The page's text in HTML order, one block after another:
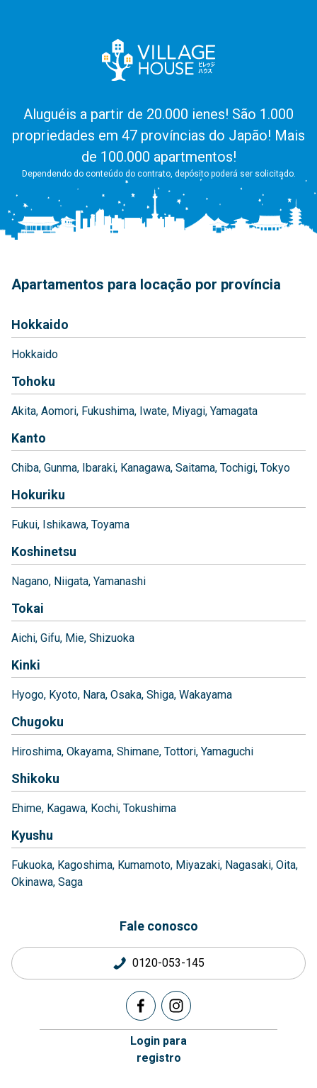
Aluguéis a partir de 20.000 ienes! São 1.000
propriedades em 47 províncias do Japão! Mais
de 100.000 apartmentos!
Dependendo do conteúdo do contrato, depósito poderá ser solicitado.
Apartamentos para locação por província
Hokkaido
Hokkaido
Tohoku
Akita Aomori Fukushima Iwate Miyagi Yamagata
Kanto
Chiba Gunma Ibaraki Kanagawa Saitama Tochigi Tokyo
Hokuriku
Fukui Ishikawa Toyama
Koshinetsu
Nagano Niigata Yamanashi
Tokai
Aichi Gifu Mie Shizuoka
Kinki
Hyogo Kyoto Nara Osaka Shiga Wakayama
Chugoku
Hiroshima Okayama Shimane Tottori Yamaguchi
Shikoku
Ehime Kagawa Kochi Tokushima
Kyushu
Fukuoka Kagoshima Kumamoto Miyazaki Nagasaki Oita
Okinawa Saga
Fale conosco
0120-053-145
Login para
registro